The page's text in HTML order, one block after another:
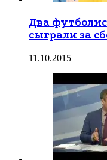
Два
сыграли за
11.10.2015